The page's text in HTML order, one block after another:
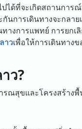
ได้ที่จะเกิดสถานการ
นการเดินทางจะกลา
งการแพทย์ การยกเลิ
าวเพื่อให้การเดินทาง
ว?
รณสุขและโครงสร้าง